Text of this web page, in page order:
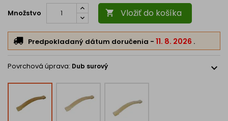
Množstvo  Vložiť do košíka
Predpokladaný dátum doručenia - 11. 8. 2026 .
Povrchová úprava: Dub surový expand_more